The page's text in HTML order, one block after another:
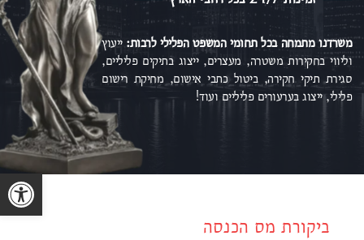
משרדנו מתמחה בכל תחומי המשפט הפלילילרבות:ייעוץ
וליווי בחקירות משטרה, מעצרים, ייצוג בתיקים פליליים,
סגירת תיקי חקירה, ביטול כתבי אישום, מחיקת רישום
פלילי, ייצוג בערעורים פליליים ועוד!
ביקורת מס הכנסה
פתח סרגל נגישות